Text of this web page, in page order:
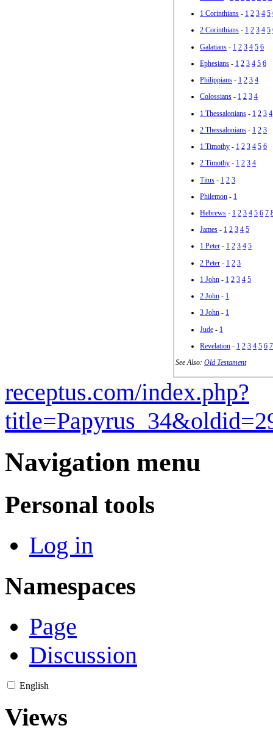
1 Corinthians - 1 2 3 4 5
2 Corinthians - 1 2 3 4 5
Galatians - 1 2 3 4 5 6
Ephesians - 1 2 3 4 5 6
Philippians - 1 2 3 4
Colossians - 1 2 3 4
1 Thessalonians - 1 2 3 4
2 Thessalonians - 1 2 3
1 Timothy - 1 2 3 4 5 6
2 Timothy - 1 2 3 4
Titus - 1 2 3
Philemon - 1
Hebrews - 1 2 3 4 5 6 7
James - 1 2 3 4 5
1 Peter - 1 2 3 4 5
2 Peter - 1 2 3
1 John - 1 2 3 4 5
2 John - 1
3 John - 1
Jude - 1
Revelation - 1 2 3 4 5 6 7
See Also: Old Testament
receptus.com/index.php?
Navigation menu
Personal tools
Log in
Namespaces
Page
Discussion
English
Views